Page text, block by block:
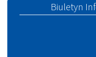
Biuletyn